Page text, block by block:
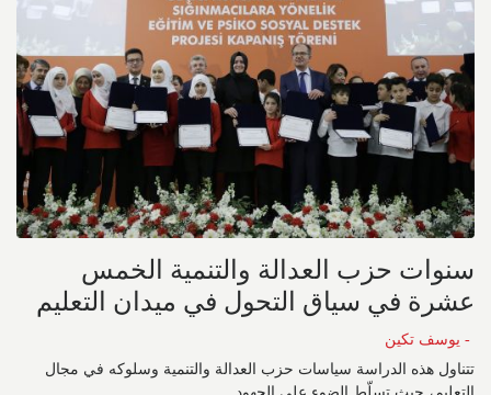
سنوات حزب العدالة والتنمية الخمس
عشرة في سياق التحول في ميدان التعليم
- يوسف تكين
تتناول هذه الدراسة سياسات حزب العدالة والتنمية وسلوكه في مجال